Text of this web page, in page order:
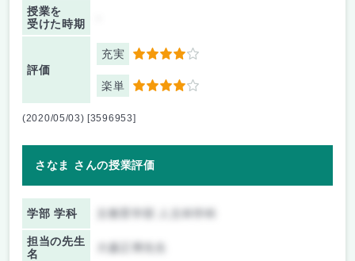
授業を
受けた時期
評価
充実 4
楽単 4
(2020/05/03) [3596953]
さなま さんの授業評価
学部 学科
担当の先生
名
大森正博先生